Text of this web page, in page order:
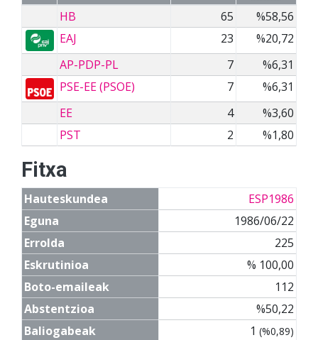
HB
65
%58,56
EAJ
23
%20,72
AP-PDP-PL
7
%6,31
PSE-EE (PSOE)
7
%6,31
EE
4
%3,60
PST
2 %1,80
Fitxa
Hauteskundea
ESP1986
Eguna
1986/06/22
Errolda
225
Eskrutinioa
% 100,00
Boto-emaileak
112
Abstentzioa
%50,22
Baliogabeak
1 (%0,89)